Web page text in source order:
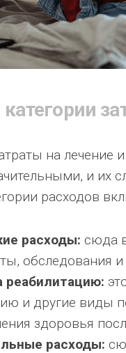
на лечение
и их
расходов
расходы: сюда
обследования и
реабилитацию:
и другие виды
здоровья
расходы: